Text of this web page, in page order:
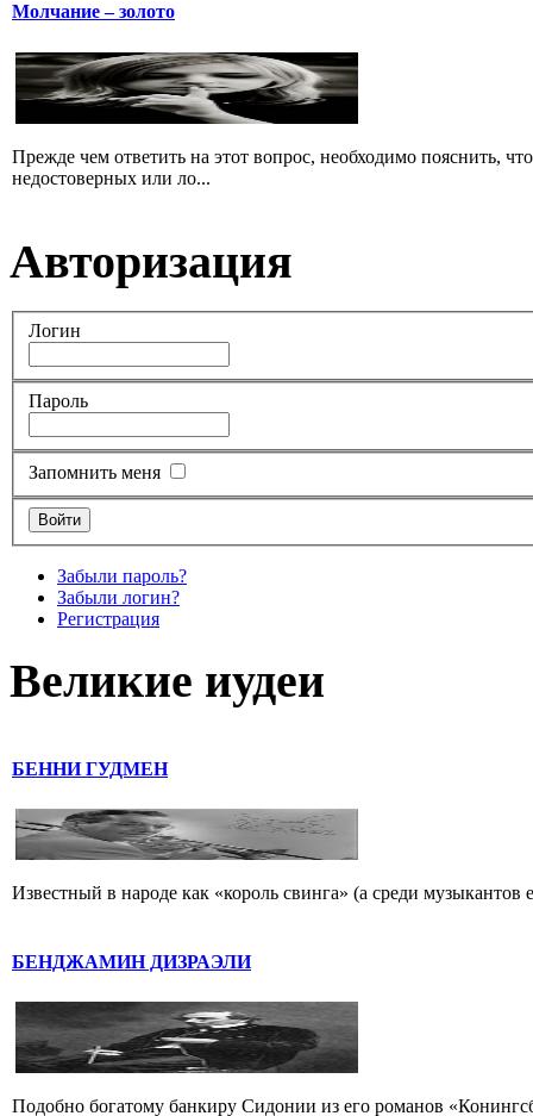
Молчание – золото
Прежде чем ответить на этот вопрос, необходимо пояснить,
недостоверных или ло...
Авторизация
Логин
Пароль
Запомнить меня
Забыли пароль?
Забыли логин?
Регистрация
Великие иудеи
БЕННИ ГУДМЕН
Известный в народе как «король свинга» (а среди
БЕНДЖАМИН ДИЗРАЭЛИ
Подобно богатому банкиру Сидонии из его романов